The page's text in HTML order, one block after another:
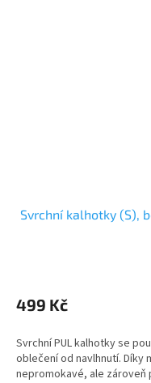
Svrchní kalhotky (S),
499 Kč
Svrchní PUL kalhotky se
oblečení od navlhnutí. Díky
nepromokavé, ale zároveň